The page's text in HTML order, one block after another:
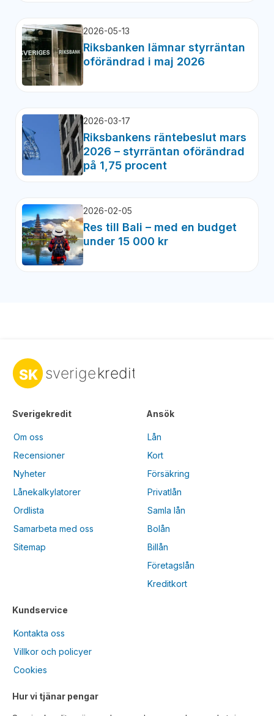
2026-05-13
Riksbanken lämnar styrräntan
oförändrad i maj 2026
2026-03-17
Riksbankens räntebeslut mars
2026 – styrräntan oförändrad
på 1,75 procent
2026-02-05
Res till Bali – med en budget
under 15 000 kr
Sverigekredit
Om oss
Recensioner
Nyheter
Lånekalkylatorer
Ordlista
Samarbeta med oss
Sitemap
Kundservice
Kontakta oss
Villkor och policyer
Cookies
Ansök
Lån
Kort
Försäkring
Privatlån
Samla lån
Bolån
Billån
Företagslån
Kreditkort
Hur vi tjänar pengar